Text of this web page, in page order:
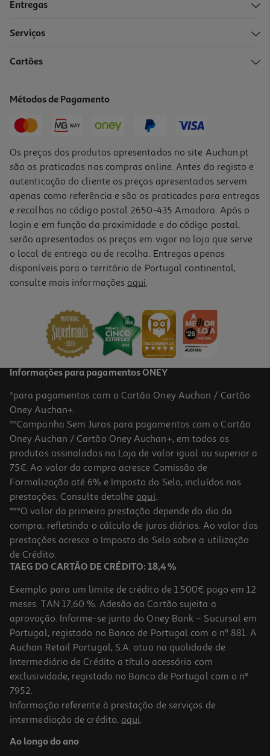
Entregas
Serviços
Cartões
Métodos de Pagamento
Os preços dos produtos apresentados no site Auchan.pt
são os praticados nas compras online. Antes do registo e
autenticação do cliente os preços apresentados servem
apenas como referência e são os praticados para entregas
e recolhas no código postal 2650-435 Amadora. Após o
login e em função da proximidade e do código postal,
serão apresentados os preços em vigor na loja que serve
o local de entrega ou de recolha. Entregas apenas
disponíveis para o território de Portugal continental,
consulte mais informações aqui.
Informações para pagamentos ONEY
*para pagamentos com o Cartão Oney Auchan / Cartão
Oney Auchan+.
**Campanha Sem Juros para pagamentos com o Cartão
Oney Auchan / Cartão Oney Auchan+, em todos os
produtos assinalados na Loja de valor igual ou superior a
75€. Ao valor da compra acresce Comissão de
Formalização até 6% e Imposto do Selo, incluídos nas
prestações. Consulte detalhe aqui.
***O valor da primeira prestação depende do dia da
compra, refletindo o cálculo de juros diários. Ao valor das
prestações acresce o Imposto do Selo sobre a utilização
de Crédito.
TAEG DO CARTÃO DE CRÉDITO: 18,4 %
Exemplo para um limite de crédito de 1.500€ pago em 12
meses. TAN 17,60 %. Adesão ao Cartão sujeita a
aprovação. Informe-se junto do Oney Bank – Sucursal em
Portugal, registado no Banco de Portugal com o nº 881. A
Auchan Retail Portugal, S.A. atua na qualidade de
Intermediário de Crédito a título acessório com
exclusividade, registado no Banco de Portugal com o nº
7952.
Informação referente à prestação de serviços de
intermediação de crédito, aqui.
Ao longo do ano